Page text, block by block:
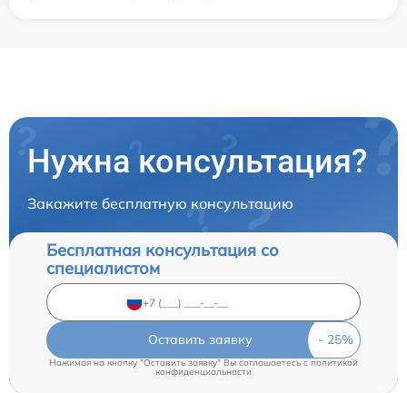
Нужна консультация?
Закажите бесплатную консультацию
Бесплатная консультация со
специалистом
Оставить заявку
Нажимая на кнопку "Оставить заявку" Вы соглашаетесь c политикой
конфиденциальности